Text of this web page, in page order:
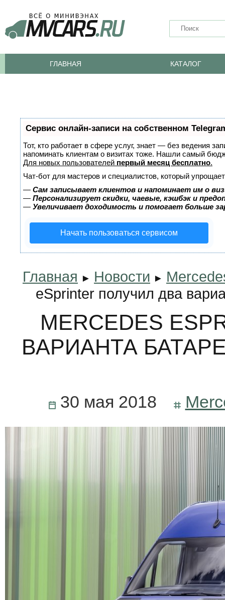
ГЛАВНАЯ КАТАЛОГ
Сервис онлайн-записи на собственном
Тот, кто работает в сфере услуг, знает — без ведения
напоминать клиентам о визитах тоже. Нашли самый
Для новых пользователей первый месяц бесплатно.
Чат-бот для мастеров и специалистов, который
— Сам записывает клиентов и напоминает им о
— Персонализирует скидки, чаевые, кэшбэк и
— Увеличивает доходимость и помогает больше
Начать пользоваться сервисом
Главная ► Новости ►
eSprinter получил два
MERCEDES
ВАРИАНТА
30 мая 2018